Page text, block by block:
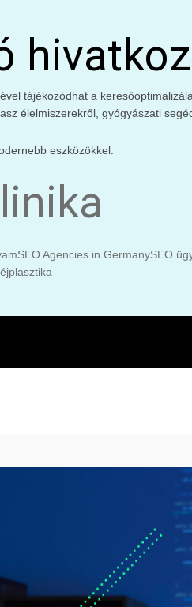
tájékozódhat a
élelmiszerekről, gyógyászati
eszközökkel:
SEO Agencies in GermanySEO